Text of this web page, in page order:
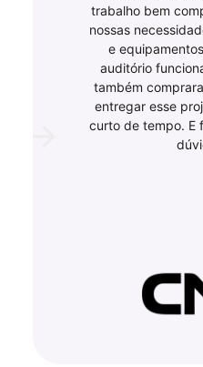
trabalho bem
nossas
e
auditório
também
entregar esse
curto de tempo. E